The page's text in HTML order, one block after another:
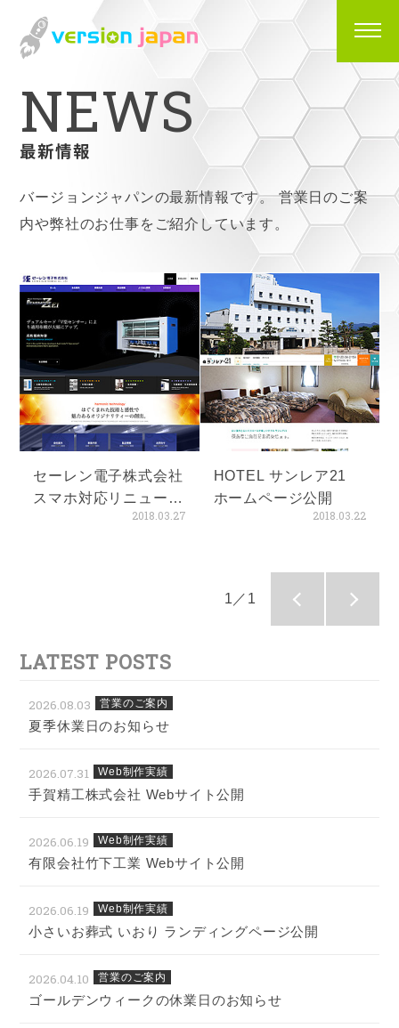
NEWS
最新情報
バージョンジャパンの最新情報です。営業日のご案
内や弊社のお仕事をご紹介しています。
セーレン電子株式会社
スマホ対応リニューア
ルWebサイト公開2018.03.27
HOTEL サンレア21
ホームページ公開
2018.03.22
1／1
LATEST POSTS
2026.08.03 営業のご案内
夏季休業日のお知らせ
2026.07.31 Web制作実績
手賀精工株式会社 Webサイト公開
2026.06.19 Web制作実績
有限会社竹下工業 Webサイト公開
2026.06.19 Web制作実績
小さいお葬式 いおり ランディングページ公開
2026.04.10 営業のご案内
ゴールデンウィークの休業日のお知らせ